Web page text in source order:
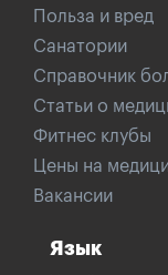
Польза и вред
Санатории
Справочник
Статьи о
Фитнес клубы
Цены на
Вакансии
Язык